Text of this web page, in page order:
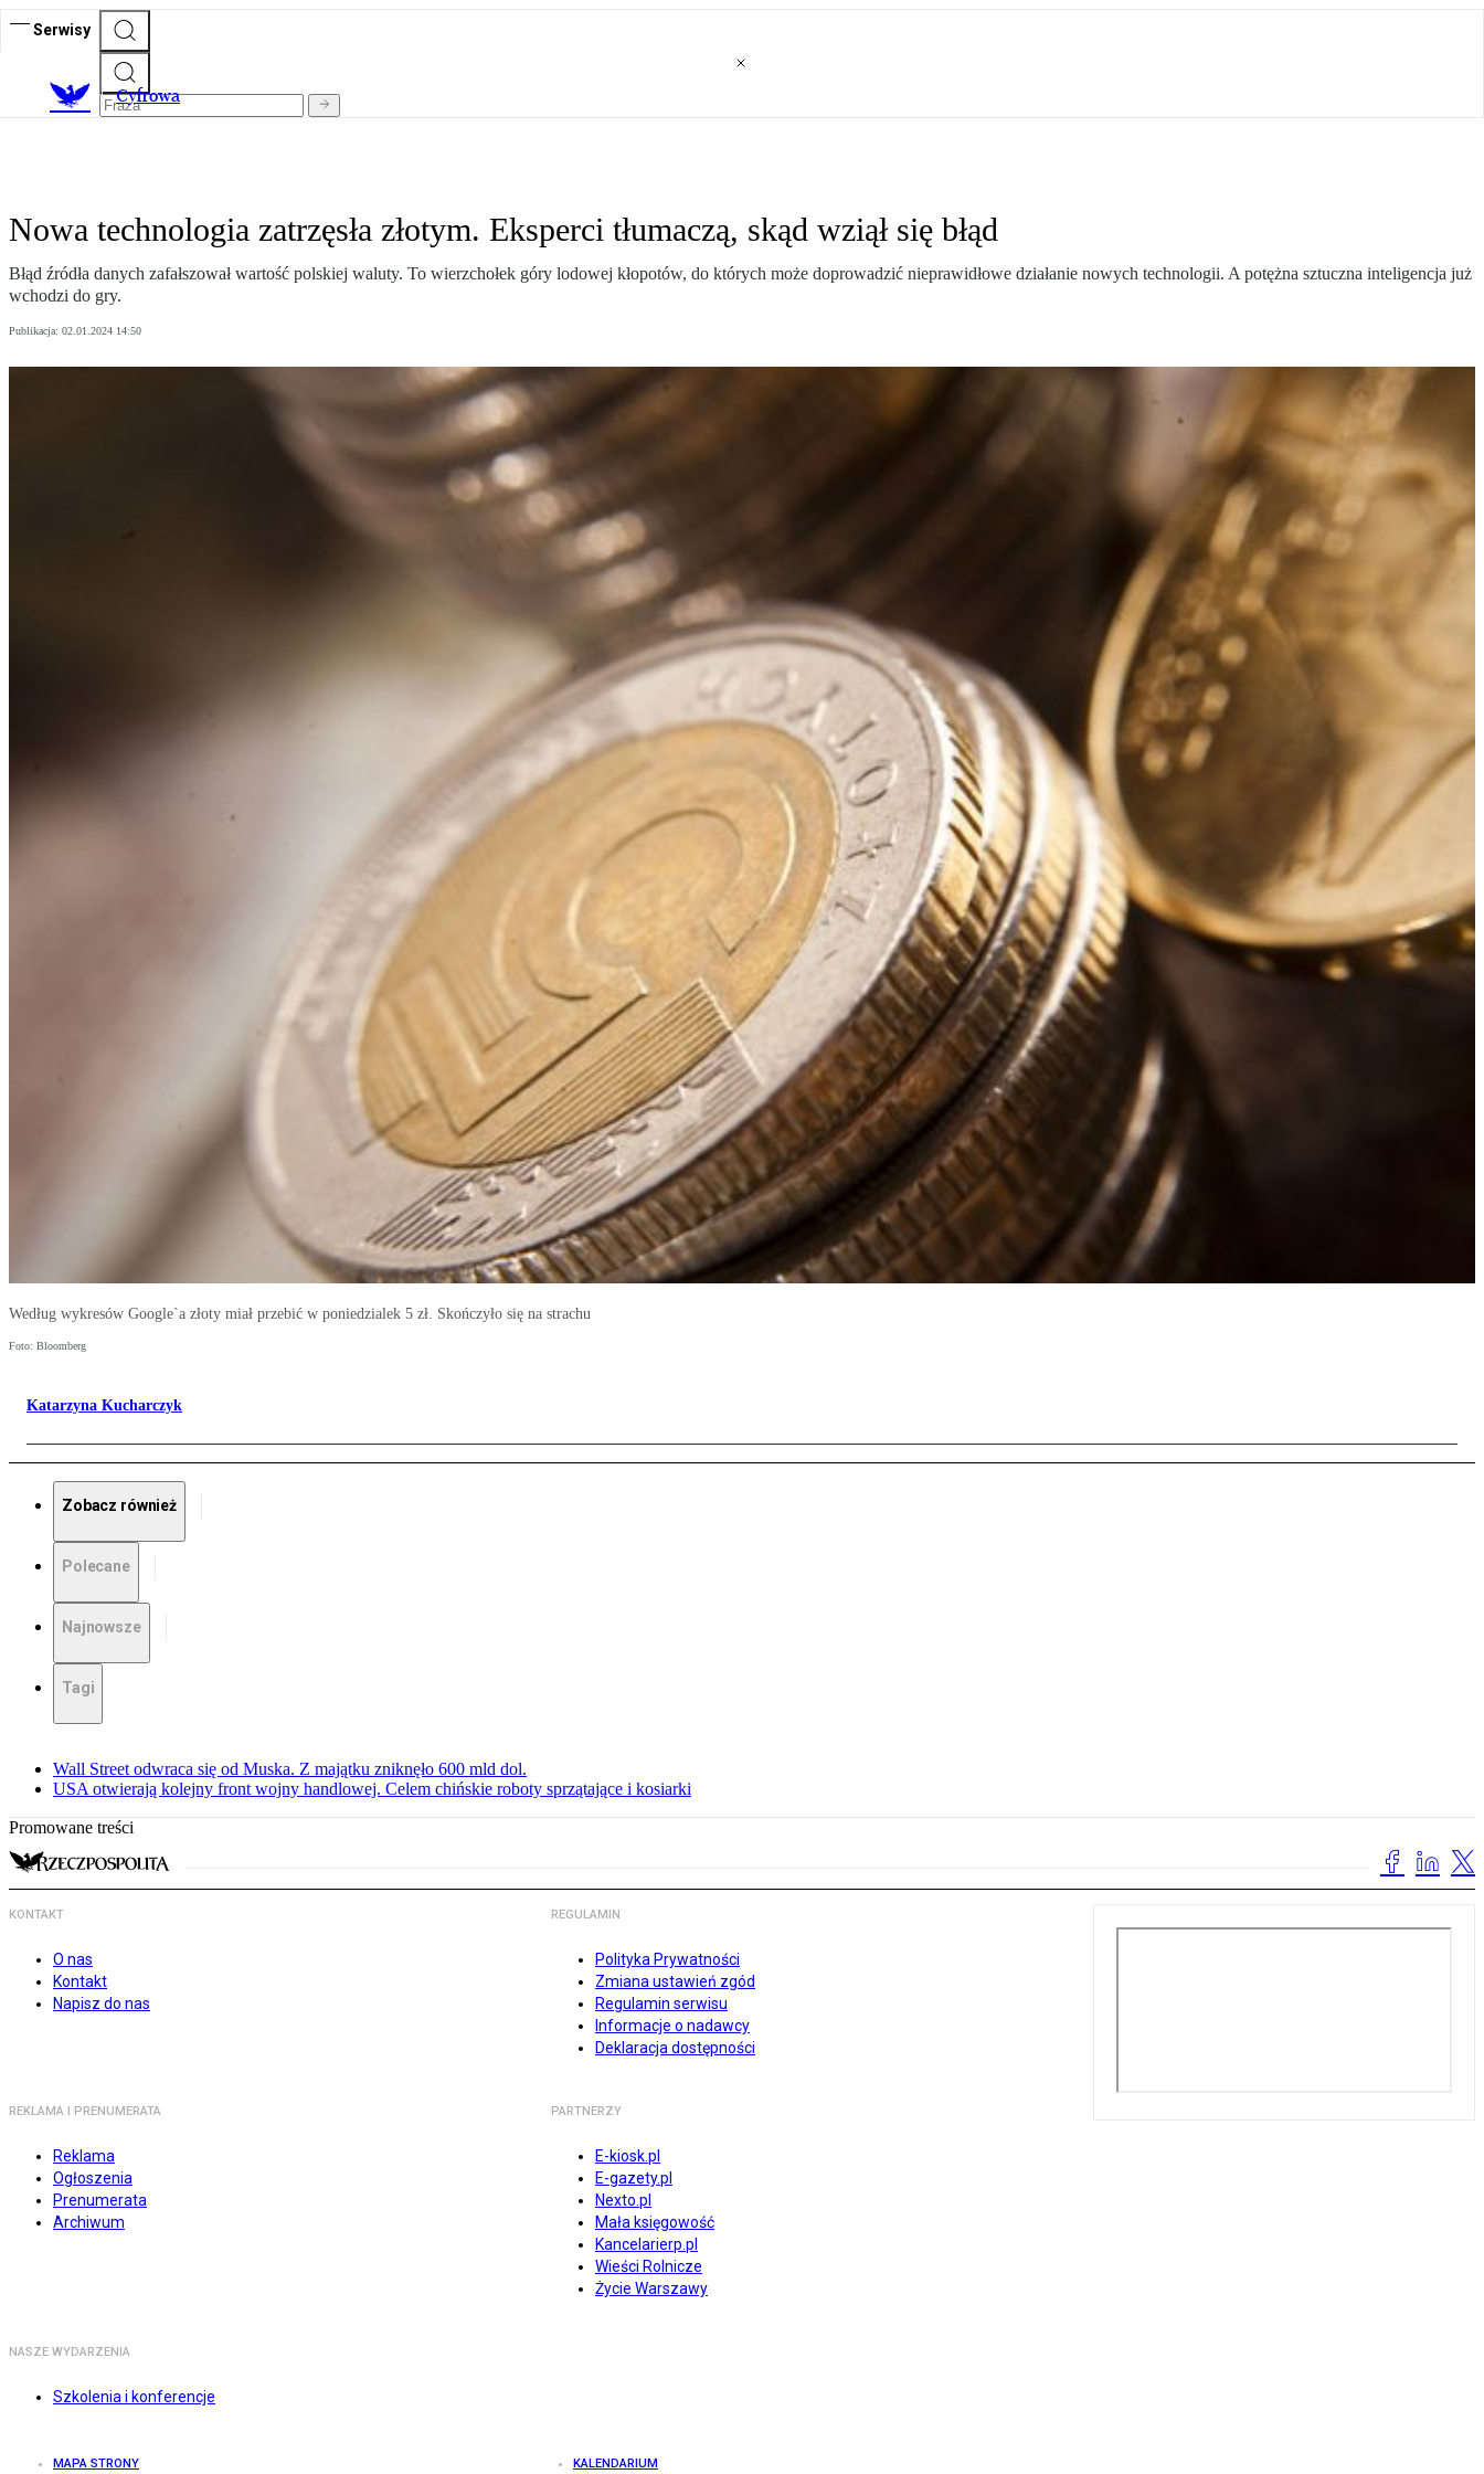
Serwisy
Cyfrowa
Nowa technologia zatrzęsła złotym. Eksperci tłumaczą, skąd wziął się błąd
Błąd źródła danych zafałszował wartość polskiej waluty. To wierzchołek góry lodowej kłopotów, do których może doprowadzić nieprawidłowe działanie nowych technologii. A potężna sztuczna inteligencja już
wchodzi do gry.
Publikacja: 02.01.2024 14:50
Według wykresów Google`a złoty miał przebić w poniedzialek 5 zł. Skończyło się na strachu
Foto: Bloomberg
Katarzyna Kucharczyk
Zobacz również
Polecane
Najnowsze
Tagi
Wall Street odwraca się od Muska. Z majątku zniknęło 600 mld dol.
USA otwierają kolejny front wojny handlowej. Celem chińskie roboty sprzątające i kosiarki
Promowane treści
KONTAKT
O nas
Kontakt
Napisz do nas
REGULAMIN
Polityka Prywatności
Zmiana ustawień zgód
Regulamin serwisu
Informacje o nadawcy
Deklaracja dostępności
REKLAMA I PRENUMERATA
Reklama
Ogłoszenia
Prenumerata
Archiwum
PARTNERZY
E-kiosk.pl
E-gazety.pl
Nexto.pl
Mała księgowość
Kancelarierp.pl
Wieści Rolnicze
Życie Warszawy
NASZE WYDARZENIA
Szkolenia i konferencje
MAPA STRONY KALENDARIUM